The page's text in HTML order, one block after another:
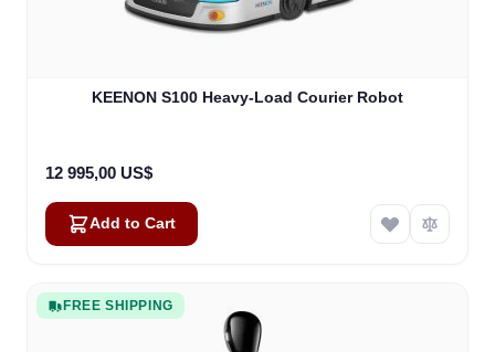
KEENON S100 Heavy-Load Courier Robot
12 995,00 US$
Add to Cart
FREE SHIPPING